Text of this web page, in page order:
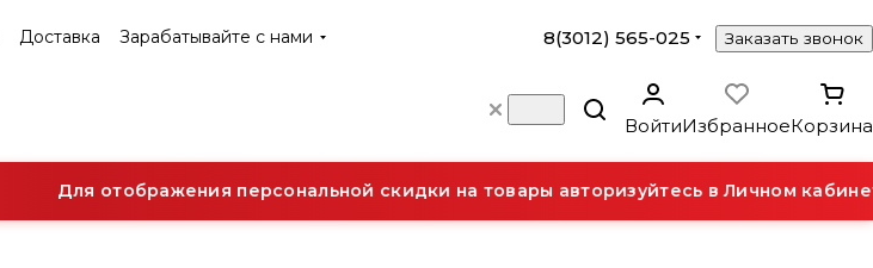
Доставка Зарабатывайте с нами 8(3012) 565-025 Заказать звонок
ВойтиИзбранноеКорзина
Для отображения персональной скидки на товары авторизуйтесь в Личном